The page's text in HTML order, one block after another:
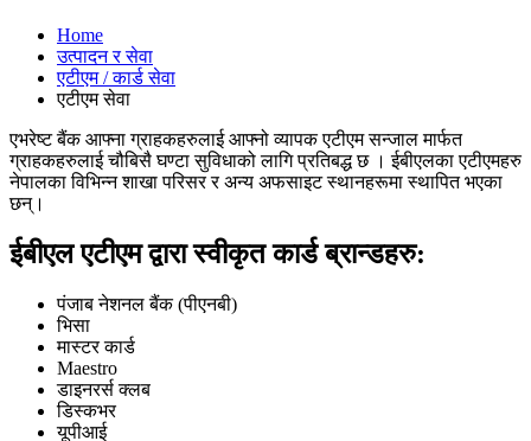
Home
उत्पादन र सेवा
एटीएम / कार्ड सेवा
एटीएम सेवा
एभरेष्ट बैंक आफ्ना ग्राहकहरुलाई आफ्नो व्यापक एटीएम सन्जाल मार्फत
ग्राहकहरुलाई चौबिसै घण्टा सुविधाको लागि प्रतिबद्ध छ । ईबीएलका एटीएमहरु
नेपालका विभिन्न शाखा परिसर र अन्य अफसाइट स्थानहरूमा स्थापित भएका
छन्।
ईबीएल एटीएम द्वारा स्वीकृत कार्ड ब्रान्डहरु:
पंजाब नेशनल बैंक (पीएनबी)
भिसा
मास्टर कार्ड
Maestro
डाइनरर्स क्लब
डिस्कभर
यूपीआई